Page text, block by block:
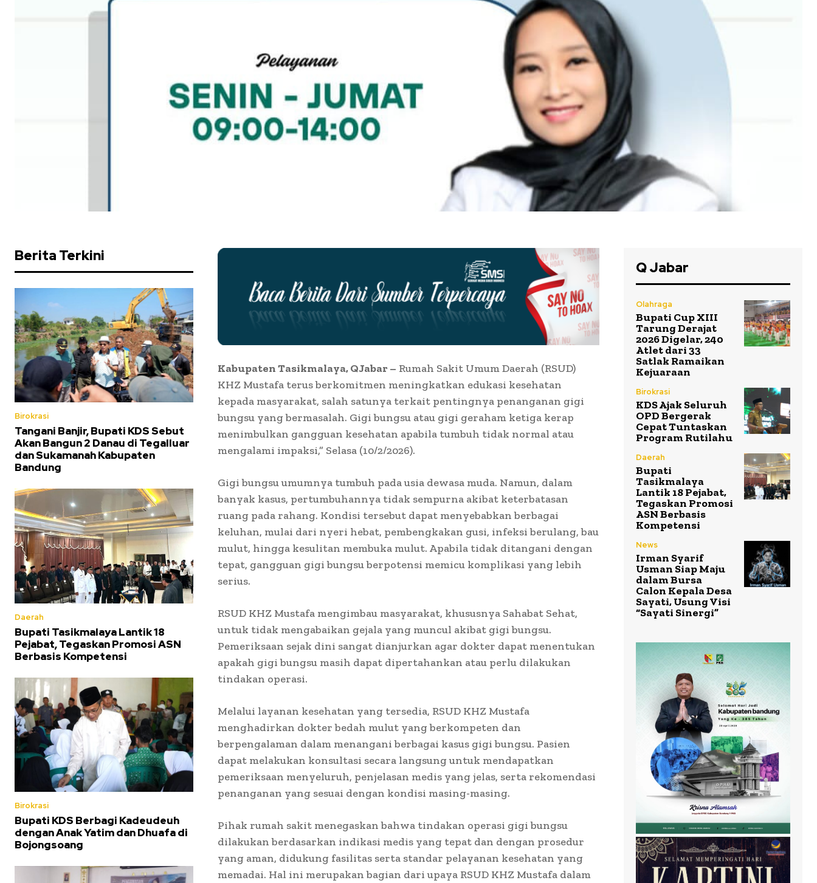
Berita Terkini
Birokrasi
Tangani Banjir, Bupati KDS Sebut
Akan Bangun 2 Danau di Tegalluar
dan Sukamanah Kabupaten
Bandung
Daerah
Bupati Tasikmalaya Lantik 18
Pejabat, Tegaskan Promosi ASN
Berbasis Kompetensi
Birokrasi
Bupati KDS Berbagi Kadeudeuh
dengan Anak Yatim dan Dhuafa di
Bojongsoang
Kabupaten Tasikmalaya, QJabar – Rumah Sakit Umum Daerah (RSUD)
KHZ Mustafa terus berkomitmen meningkatkan edukasi kesehatan
kepada masyarakat, salah satunya terkait pentingnya penanganan gigi
bungsu yang bermasalah. Gigi bungsu atau gigi geraham ketiga kerap
menimbulkan gangguan kesehatan apabila tumbuh tidak normal atau
mengalami impaksi,” Selasa (10/2/2026).
Gigi bungsu umumnya tumbuh pada usia dewasa muda. Namun, dalam
banyak kasus, pertumbuhannya tidak sempurna akibat keterbatasan
ruang pada rahang. Kondisi tersebut dapat menyebabkan berbagai
keluhan, mulai dari nyeri hebat, pembengkakan gusi, infeksi berulang, bau
mulut, hingga kesulitan membuka mulut. Apabila tidak ditangani dengan
tepat, gangguan gigi bungsu berpotensi memicu komplikasi yang lebih
serius.
RSUD KHZ Mustafa mengimbau masyarakat, khususnya Sahabat Sehat,
untuk tidak mengabaikan gejala yang muncul akibat gigi bungsu.
Pemeriksaan sejak dini sangat dianjurkan agar dokter dapat menentukan
apakah gigi bungsu masih dapat dipertahankan atau perlu dilakukan
tindakan operasi.
Melalui layanan kesehatan yang tersedia, RSUD KHZ Mustafa
menghadirkan dokter bedah mulut yang berkompeten dan
berpengalaman dalam menangani berbagai kasus gigi bungsu. Pasien
dapat melakukan konsultasi secara langsung untuk mendapatkan
pemeriksaan menyeluruh, penjelasan medis yang jelas, serta rekomendasi
penanganan yang sesuai dengan kondisi masing-masing.
Pihak rumah sakit menegaskan bahwa tindakan operasi gigi bungsu
dilakukan berdasarkan indikasi medis yang tepat dan dengan prosedur
yang aman, didukung fasilitas serta standar pelayanan kesehatan yang
memadai. Hal ini merupakan bagian dari upaya RSUD KHZ Mustafa dalam
Q Jabar
Olahraga
Bupati Cup XIII
Tarung Derajat
2026 Digelar, 240
Atlet dari 33
Satlak Ramaikan
Kejuaraan
Birokrasi
KDS Ajak Seluruh
OPD Bergerak
Cepat Tuntaskan
Program Rutilahu
Daerah
Bupati
Tasikmalaya
Lantik 18 Pejabat,
Tegaskan Promosi
ASN Berbasis
Kompetensi
News
Irman Syarif
Usman Siap Maju
dalam Bursa
Calon Kepala Desa
Sayati, Usung Visi
“Sayati Sinergi”